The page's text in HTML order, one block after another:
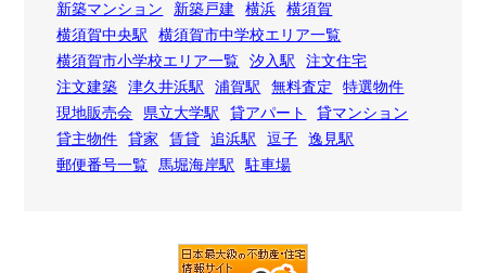
新築マンション
新築戸建 横浜
横須賀
横須賀中央駅
横須賀市中学校エリア一覧
横須賀市小学校エリア一覧
汐入駅
注文住宅
注文建築
津久井浜駅 浦賀駅 無料査定
特選物件
現地販売会
県立大学駅 貸アパート
貸マンション
貸主物件
貸家 賃貸 追浜駅 逗子
逸見駅
郵便番号一覧
馬堀海岸駅 駐車場